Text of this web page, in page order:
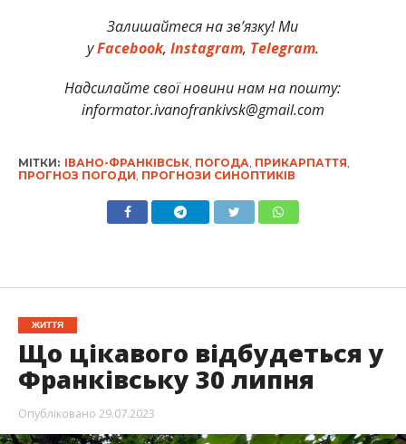
Залишайтеся на зв’язку! Ми
уFacebook, Instagram, Telegram.
Надсилайте свої новини нам на пошту:
informator.ivanofrankivsk@gmail.com
МІТКИ: ІВАНО-ФРАНКІВСЬК, ПОГОДА ПРИКАРПАТТЯ
ПРОГНОЗ ПОГОДИ ПРОГНОЗИ СИНОПТИКІВ
ЖИТТЯ
Що цікавого відбудеться у
Франківську 30 липня
Опубліковано 29.07.2023